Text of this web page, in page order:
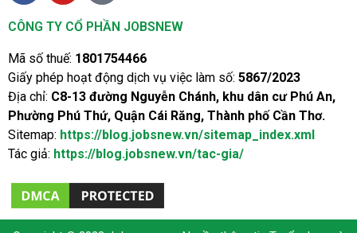
CÔNG TY CỔ PHẦN JOBSNEW
Mã số thuế: 1801754466
Giấy phép hoạt động dịch vụ việc làm số: 5867/2023
Địa chỉ: C8-13 đường Nguyễn Chánh, khu dân cư Phú An,
Phường Phú Thứ, Quận Cái Răng, Thành phố Cần Thơ.
Sitemap: https://blog.jobsnew.vn/sitemap_index.xml
Tác giả: https://blog.jobsnew.vn/tac-gia/